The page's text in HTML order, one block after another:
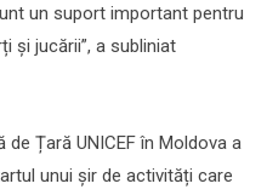
un suport important pentru
și jucării”, a subliniat
Țară UNICEF în Moldova a
unui șir de activități care